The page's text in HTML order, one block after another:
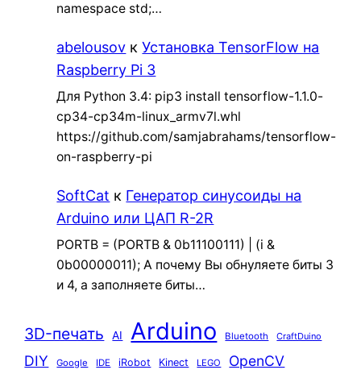
namespace std;…
abelousov кУстановка TensorFlow на
Raspberry Pi 3
Для Python 3.4: pip3 install tensorflow-1.1.0-
cp34-cp34m-linux_armv7l.whl
https://github.com/samjabrahams/tensorflow-
on-raspberry-pi
SoftCat к Генератор синусоиды на
Arduino или ЦАП R-2R
PORTB = (PORTB & 0b11100111) | (i &
0b00000011); А почему Вы обнуляете биты 3
и 4, а заполняете биты…
3D-печать AI Arduino Bluetooth CraftDuino
DIY Google IDE iRobot Kinect LEGO OpenCV